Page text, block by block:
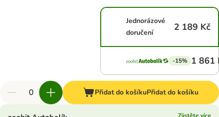
Jednorázové
doručení
2 189 Kč
-15% 1 861
Přidat do košíkuPřidat do košíku